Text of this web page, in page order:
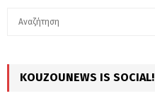
h
KOUZOUNEWS IS SOCIAL!